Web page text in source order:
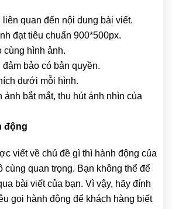
liên quan đến nội dung bài viết.
đạt tiêu chuẩn 900*500px.
cùng hình ảnh.
bảo có bản quyền.
dưới mỗi hình.
ảnh bắt mắt, thu hút ánh nhìn của
động
viết về chủ đề gì thì hành động của
cùng quan trọng. Bạn không thể để
bài viết của bạn. Vì vậy, hãy đính
gọi hành động để khách hàng biết